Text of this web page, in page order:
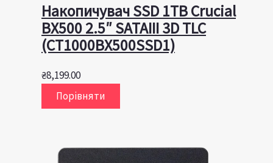
Накопичувач SSD 1TB Crucial
BX500 2.5″ SATAIII 3D TLC
(CT1000BX500SSD1)
₴8,199.00
Порівняти